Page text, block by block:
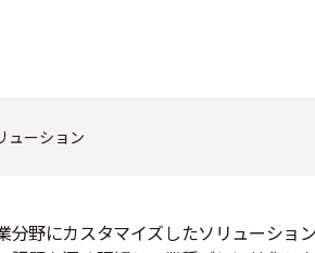
ューション
分野にカスタマイズしたソリューショ